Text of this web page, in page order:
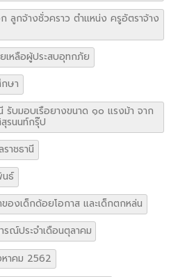
ลูกจ้างชั่วคราว ตำแหน่ง ครูอัตราจ้าง
เหลือผู้ประสบอุทกภัย
ษา
รับมอบเรือยางขนาด ๑๐ แรงม้า จาก
รนนท์กรุ๊ป
าชธานี
นธ์
องเด็กด้อยโอกาส และเด็กตกหล่น
รณ์ประจำเดือนตุลาคม
หาคม 2562